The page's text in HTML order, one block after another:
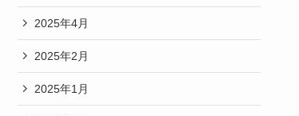
2025年4月
2025年2月
2025年1月